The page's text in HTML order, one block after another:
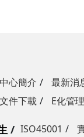
中心簡介 最新消
文件下載
E化管
ISO45001